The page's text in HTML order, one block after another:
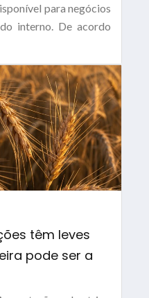
para negócios
interno. De acordo
têm leves
pode ser a